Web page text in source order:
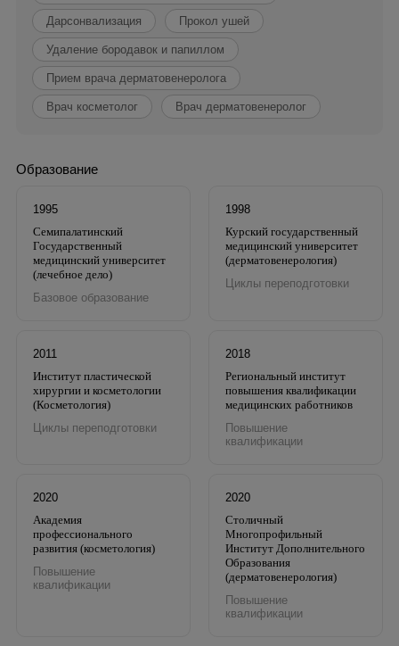
Дарсонвализация Прокол ушей
Удаление бородавок и папиллом
Прием врача дерматовенеролога
Врач косметолог Врач дерматовенеролог
Образование
1995
Семипалатинский
Государственный
медицинский университет
(лечебное дело)
Базовое образование
1998
Курский государственный
медицинский университет
(дерматовенерология)
Циклы переподготовки
2011
Институт пластической
хирургии и косметологии
(Косметология)
Циклы переподготовки
2018
Региональный институт
повышения квалификации
медицинских работников
Повышение
квалификации
2020
Академия
профессионального
развития (косметология)
Повышение
квалификации
2020
Столичный
Многопрофильный
Институт Дополнительного
Образования
(дерматовенерология)
Повышение
квалификации